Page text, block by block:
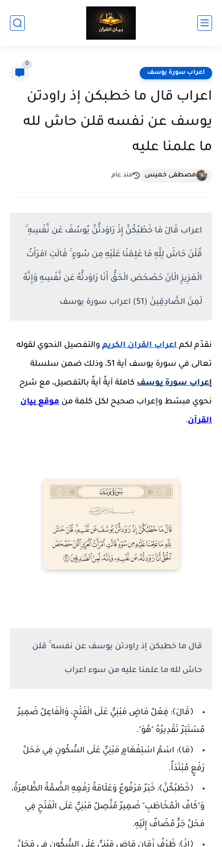
اعراب سورة يوسف
0
اعراب قال ما خطبكن إذ راودتن
يوسف عن نفسه قلن حاش لله
ما علمنا عليه
مصطفى خميس منذ عام
اعراب قَالَ مَا خَطْبُكُنَّ إِذْ رَاوَدتُّنَّ يُوسُفَ عَن نَّفْسِهِ ۚ
قُلْنَ حَاشَ لِلَّهِ مَا عَلِمْنَا عَلَيْهِ مِن سُوءٍ ۚ قَالَتِ امْرَأَتُ
الْعَزِيزِ الْآنَ حَصْحَصَ الْحَقُّ أَنَا رَاوَدتُّهُ عَن نَّفْسِهِ وَإِنَّهُ
لَمِنَ الصَّادِقِينَ (51) اعراب سورة يوسف
نقدّم لكم اعراب القران الكريم والتفصيل النحوي لقوله
تعالى في سورة يوسف آية 51، وذلك ضمن سلسلة
إعراب سورة يوسف كاملة آيةً آيةً بالتفصيل، مع شرح
نحوي مبسّط وإعراب صحيح لكل كلمة من موقع بيان
القرآن.
قال ما خطبكن إذ راودتن يوسف عن نفسه ۚ قلن
حاش لله ما علمنا عليه من سوء اعراب
﴿قَالَ﴾: فِعْلٌ مَاضٍ مَبْنِيٌّ عَلَى الْفَتْحِ، وَالْفَاعِلُ ضَمِيرٌ
مُسْتَتِرٌ تَقْدِيرُهُ "هُوَ".
﴿مَا﴾: اسْمُ اسْتِفْهَامٍ مَبْنِيٌّ عَلَى السُّكُونِ فِي مَحَلِّ
رَفْعٍ مُبْتَدَأٌ.
﴿خَطْبُكُنَّ﴾: خَبَرٌ مَرْفُوعٌ وَعَلَامَةُ رَفْعِهِ الضَّمَّةُ الظَّاهِرَةُ،
وَ"كَافُ الْمُخَاطَبِ" ضَمِيرٌ مُتَّصِلٌ مَبْنِيٌّ عَلَى الْفَتْحِ فِي
مَحَلِّ جَرٍّ مُضَافٌ إِلَيْهِ.
﴿إِذْ﴾: ظَرْفُ زَمَانٍ مَاضٍ مَبْنِيٌّ عَلَى السُّكُونِ فِي مَحَلِّ